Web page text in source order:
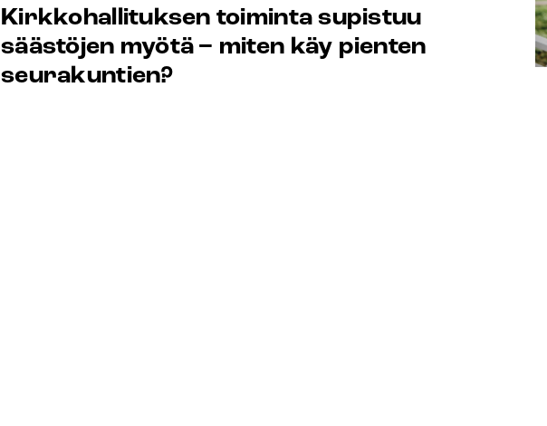
Kirkkohallituksen toiminta supistuu
säästöjen myötä − miten käy pienten
seurakuntien?